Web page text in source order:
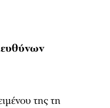
της τη